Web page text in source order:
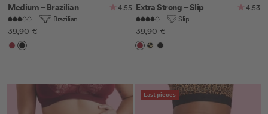
Medium – Brazilian
4.55
Brazilian
Angebotspreis
39,90 €
CherrySchwarz
Extra Strong – Slip
4.53
Slip
Angebotspreis
39,90 €
Cherry
LeoSchwarz
Last pieces